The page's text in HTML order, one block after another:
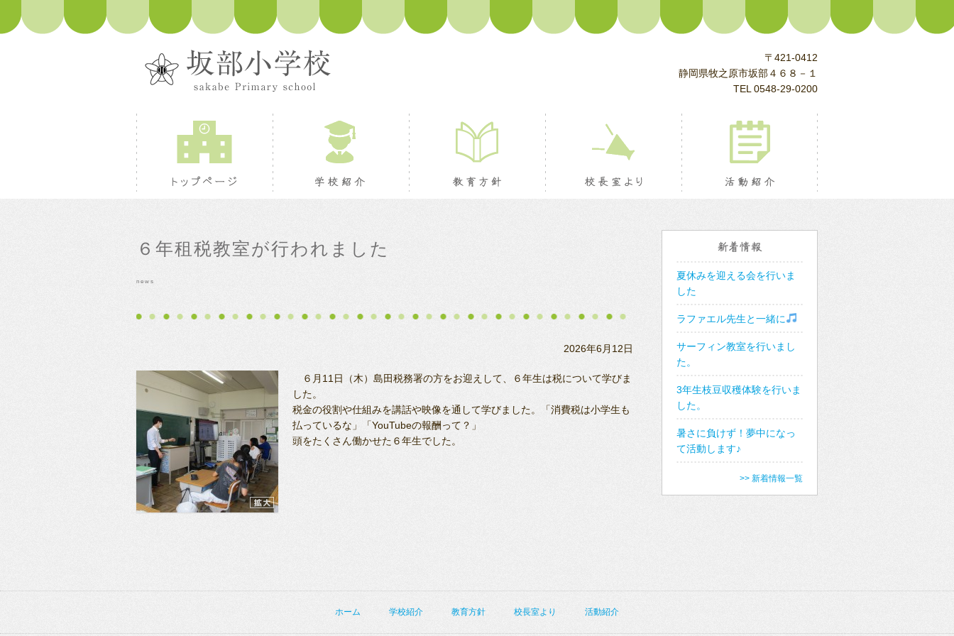
〒421-0412
静岡県牧之原市坂部４６８－１
TEL 0548-29-0200
トップページ 学校紹介 教育方針 校長室より 活動紹介
６年租税教室が行われました
news
2026年6月12日
６月11日（木）島田税務署の方をお迎えして、６年生は税について学びま
した。
税金の役割や仕組みを講話や映像を通して学びました。「消費税は小学生も
払っているな」「YouTubeの報酬って？」
頭をたくさん働かせた６年生でした。
夏休みを迎える会を行いま
した
ラファエル先生と一緒に
サーフィン教室を行いまし
た。
3年生枝豆収穫体験を行いま
した。
暑さに負けず！夢中になっ
て活動します♪
>> 新着情報一覧
ホーム 学校紹介 教育方針 校長室より 活動紹介